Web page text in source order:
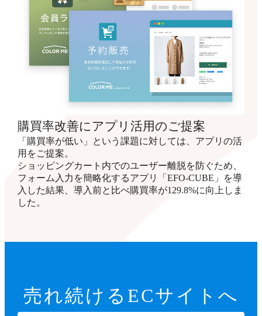
購買率改善にアプリ活用のご提案
「購買率が低い」という課題に対しては、アプリの活
用をご提案。
ショッピングカート内でのユーザー離脱を防ぐため、
フォーム入力を簡略化するアプリ「EFO-CUBE」を導
入した結果、導入前と比べ購買率が129.8%に向上しま
した。
売れ続ける ECサイトへ